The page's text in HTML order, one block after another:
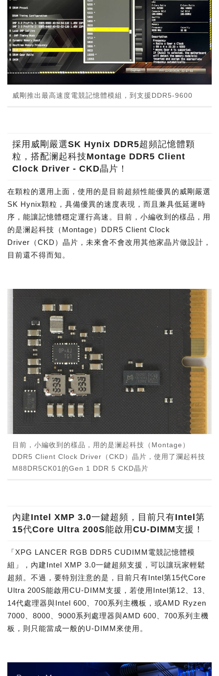
威剛推出最高速度電競記憶體模組，到支援DDR5-9600
採用威剛嚴選SK Hynix DDR5超頻記憶體顆
粒，搭配澜起科技Montage DDR5 Client
Clock Driver - CKD晶片！
在顆粒的選用上面，使用的是目前超頻性能優異的威剛嚴選
SK Hynix顆粒，具備優異的速度表現，而且兼具低延遲時
序，能讓記憶體穩定運行高速。目前，小編收到的樣品，用
的是澜起科技（Montage）DDR5 Client Clock
Driver（CKD）晶片，未來會不會改用其他家晶片做設計，
目前還不得而知。
目前，小編收到的樣品，用的是澜起科技（Montage）
DDR5 Client Clock Driver（CKD）晶片，使用了瀾起科技
M88DR5CK01的Gen 1 DDR 5 CKD晶片
內建Intel XMP 3.0一鍵超頻，目前只有Intel第
15代Core Ultra 200S能啟用CU-DIMM支援！
「XPG LANCER RGB DDR5 CUDIMM電競記憶體模
組」，內建Intel XMP 3.0一鍵超頻支援，可以讓玩家輕鬆
超頻。不過，要特別注意的是，目前只有Intel第15代Core
Ultra 200S能啟用CU-DIMM支援，若使用Intel第12、13、
14代處理器與Intel 600、700系列主機板，或AMD Ryzen
7000、8000、9000系列處理器與AMD 600、700系列主機
板，則只能當成一般的U-DIMM來使用。